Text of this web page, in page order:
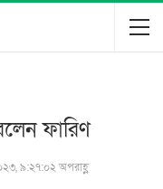
ফারিণ
৯:২৭:০২ অপরাহ্ণ